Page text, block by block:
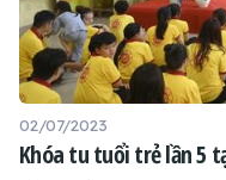
02/07/2023
Khóa tu tuổi trẻ lần 5